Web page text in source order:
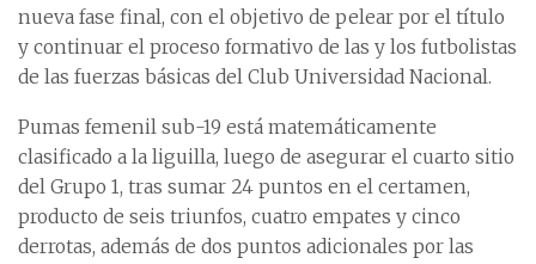
nueva fase final, con el objetivo de pelear por el título
y continuar el proceso formativo de las y los futbolistas
de las fuerzas básicas del Club Universidad Nacional.
Pumas femenil sub-19 está matemáticamente
clasificado a la liguilla, luego de asegurar el cuarto sitio
del Grupo 1, tras sumar 24 puntos en el certamen,
producto de seis triunfos, cuatro empates y cinco
derrotas, además de dos puntos adicionales por las